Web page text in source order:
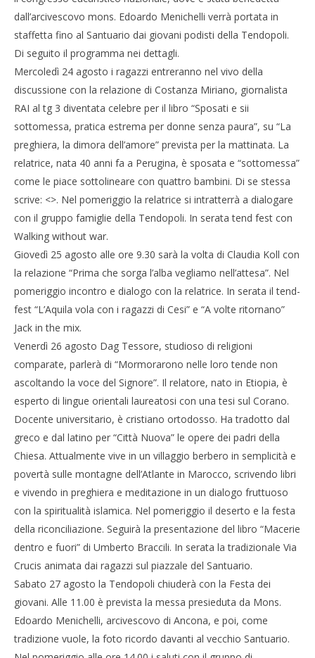
dall’arcivescovo mons. Edoardo Menichelli verrà portata in
staffetta fino al Santuario dai giovani podisti della Tendopoli.
Di seguito il programma nei dettagli.
Mercoledì 24 agosto i ragazzi entreranno nel vivo della
discussione con la relazione di Costanza Miriano, giornalista
RAI al tg 3 diventata celebre per il libro “Sposati e sii
sottomessa, pratica estrema per donne senza paura”, su “La
preghiera, la dimora dell’amore” prevista per la mattinata. La
relatrice, nata 40 anni fa a Perugina, è sposata e “sottomessa”
come le piace sottolineare con quattro bambini. Di se stessa
scrive: <>. Nel pomeriggio la relatrice si intratterrà a dialogare
con il gruppo famiglie della Tendopoli. In serata tend fest con
Walking without war.
Giovedì 25 agosto alle ore 9.30 sarà la volta di Claudia Koll con
la relazione “Prima che sorga l’alba vegliamo nell’attesa”. Nel
pomeriggio incontro e dialogo con la relatrice. In serata il tend-
fest “L’Aquila vola con i ragazzi di Cesi” e “A volte ritornano”
Jack in the mix.
Venerdì 26 agosto Dag Tessore, studioso di religioni
comparate, parlerà di “Mormorarono nelle loro tende non
ascoltando la voce del Signore”. Il relatore, nato in Etiopia, è
esperto di lingue orientali laureatosi con una tesi sul Corano.
Docente universitario, è cristiano ortodosso. Ha tradotto dal
greco e dal latino per “Città Nuova” le opere dei padri della
Chiesa. Attualmente vive in un villaggio berbero in semplicità e
povertà sulle montagne dell’Atlante in Marocco, scrivendo libri
e vivendo in preghiera e meditazione in un dialogo fruttuoso
con la spiritualità islamica. Nel pomeriggio il deserto e la festa
della riconciliazione. Seguirà la presentazione del libro “Macerie
dentro e fuori” di Umberto Braccili. In serata la tradizionale Via
Crucis animata dai ragazzi sul piazzale del Santuario.
Sabato 27 agosto la Tendopoli chiuderà con la Festa dei
giovani. Alle 11.00 è prevista la messa presieduta da Mons.
Edoardo Menichelli, arcivescovo di Ancona, e poi, come
tradizione vuole, la foto ricordo davanti al vecchio Santuario.